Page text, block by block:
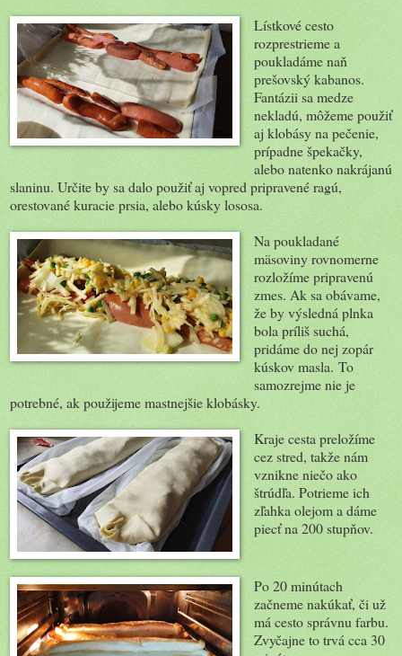
Lístkové cesto
rozprestrieme a
poukladáme naň
prešovský kabanos.
Fantázii sa medze
nekladú, môžeme použiť
aj klobásy na pečenie,
prípadne špekačky,
alebo natenko nakrájanú
slaninu. Určite by sa dalo použiť aj vopred pripravené ragú,
orestované kuracie prsia, alebo kúsky lososa.
Na poukladané
mäsoviny rovnomerne
rozložíme pripravenú
zmes. Ak sa obávame,
že by výsledná plnka
bola príliš suchá,
pridáme do nej zopár
kúskov masla. To
samozrejme nie je
potrebné, ak použijeme mastnejšie klobásky.
Kraje cesta preložíme
cez stred, takže nám
vznikne niečo ako
štrúdľa. Potrieme ich
zľahka olejom a dáme
piecť na 200 stupňov.
Po 20 minútach
začneme nakúkať, či už
má cesto správnu farbu.
Zvyčajne to trvá cca 30